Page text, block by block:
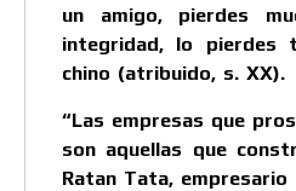
un amigo, pierdes
integridad, lo pierdes
chino (atribuido, s. XX).
“Las empresas que
son aquellas que
Ratan Tata, empresario